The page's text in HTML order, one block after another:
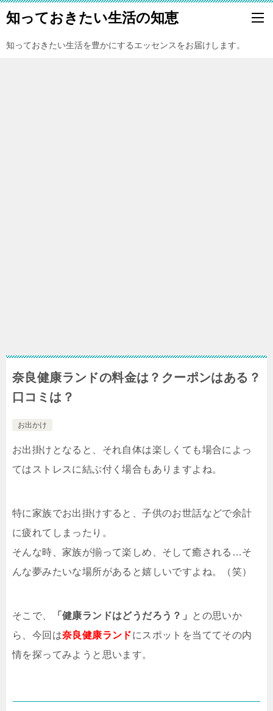
知っておきたい生活の知恵
知っておきたい生活を豊かにするエッセンスをお届けします。
奈良健康ランドの料金は？クーポンはある？
口コミは？
お出かけ
お出掛けとなると、それ自体は楽しくても場合によっ
てはストレスに結ぶ付く場合もありますよね。
特に家族でお出掛けすると、子供のお世話などで余計
に疲れてしまったり。
そんな時、家族が揃って楽しめ、そして癒される…そ
んな夢みたいな場所があると嬉しいですよね。（笑）
そこで、 「健康ランドはどうだろう？」
との思いか
ら、今回は奈良健康ランドにスポットを当ててその内
情を探ってみようと思います。